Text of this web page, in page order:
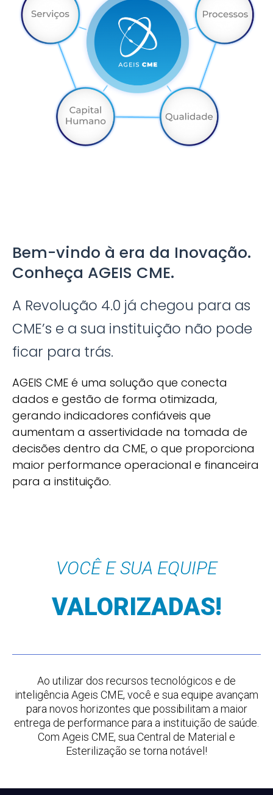
Bem-vindo à era da Inovação.
Conheça AGEIS CME.
A Revolução 4.0 já chegou para as
CME’s e a sua instituição não pode
ficar para trás.
AGEIS CME é uma solução que conecta
dados e gestão de forma otimizada,
gerando indicadores confiáveis que
aumentam a assertividade na tomada de
decisões dentro da CME, o que proporciona
maior performance operacional e financeira
para a instituição.
VOCÊ E SUA EQUIPE
VALORIZADAS!
Ao utilizar dos recursos tecnológicos e de
inteligência Ageis CME, você e sua equipe avançam
para novos horizontes que possibilitam a maior
entrega de performance para a instituição de saúde.
Com Ageis CME, sua Central de Material e
Esterilização se torna notável!